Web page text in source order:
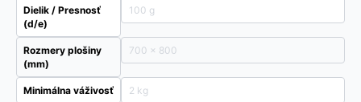
Dielik / Presnosť
(d/e)
100 g
Rozmery plošiny
(mm)
700 x 800
Minimálna váživosť 2 kg